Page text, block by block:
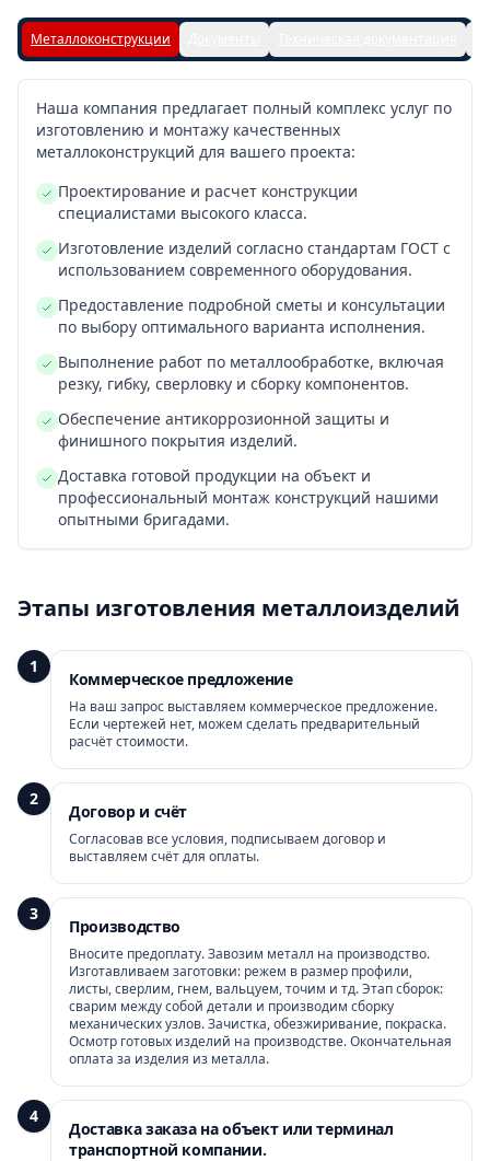
Металлоконструкции
Наша компания предлагает полный комплекс услуг по
изготовлению и монтажу качественных
металлоконструкций для вашего проекта:
Проектирование и расчет конструкции
специалистами высокого класса.
Изготовление изделий согласно стандартам ГОСТ с
использованием современного оборудования.
Предоставление подробной сметы и консультации
по выбору оптимального варианта исполнения.
Выполнение работ по металлообработке, включая
резку, гибку, сверловку и сборку компонентов.
Обеспечение антикоррозионной защиты и
финишного покрытия изделий.
Доставка готовой продукции на объект и
профессиональный монтаж конструкций нашими
опытными бригадами.
Этапы изготовления металлоизделий
1
Коммерческое предложение
На ваш запрос выставляем коммерческое предложение.
Если чертежей нет, можем сделать предварительный
расчёт стоимости.
2
Договор и счёт
Согласовав все условия, подписываем договор и
выставляем счёт для оплаты.
3
Производство
Вносите предоплату. Завозим металл на производство.
Изготавливаем заготовки: режем в размер профили,
листы, сверлим, гнем, вальцуем, точим и тд. Этап сборок:
сварим между собой детали и производим сборку
механических узлов. Зачистка, обезжиривание, покраска.
Осмотр готовых изделий на производстве. Окончательная
оплата за изделия из металла.
4
Доставка заказа на объект или терминал
транспортной компании.